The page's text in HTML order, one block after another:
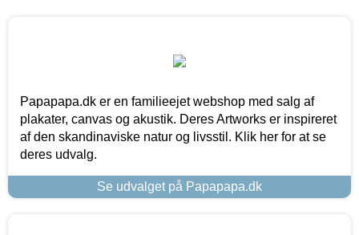
Papapapa.dk er en familieejet webshop med salg af
plakater, canvas og akustik. Deres Artworks er inspireret
af den skandinaviske natur og livsstil. Klik her for at se
deres udvalg.
Se udvalget på Papapapa.dk